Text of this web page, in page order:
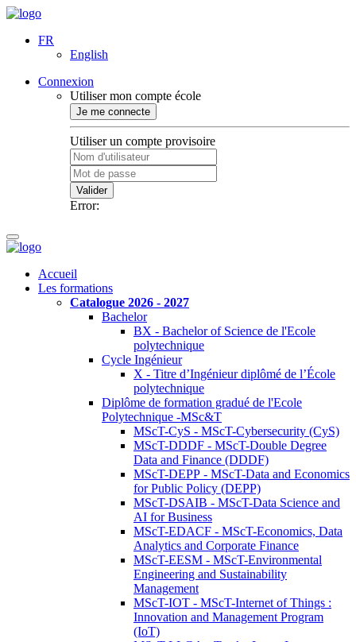
FR
English
Connexion
Utiliser mon compte école
Je me connecte
Utiliser un compte provisoire
Valider
Error:
Accueil
Les formations
Catalogue 2026 - 2027
Bachelor
BX - Bachelor of Science de l'Ecole
polytechnique
Cycle Ingénieur
X - Titre d’Ingénieur diplômé de l’École
polytechnique
Diplôme de formation gradué de l'Ecole
Polytechnique -MSc&T
MScT-CyS - MScT-Cybersecurity (CyS)
MScT-DDDF - MScT-Double Degree
Data and Finance (DDDF)
MScT-DEPP - MScT-Data and Economics
for Public Policy (DEPP)
MScT-DSAIB - MScT-Data Science and
AI for Business
MScT-EDACF - MScT-Economics, Data
Analytics and Corporate Finance
MScT-EESM - MScT-Environmental
Engineering and Sustainability
Management
MScT-IOT - MScT-Internet of Things :
Innovation and Management Program
(IoT)